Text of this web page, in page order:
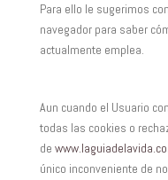
Para ello le sugerimos
navegador para saber
actualmente emplea.
Aun cuando el Usuario
todas las cookies o
de
único inconveniente de